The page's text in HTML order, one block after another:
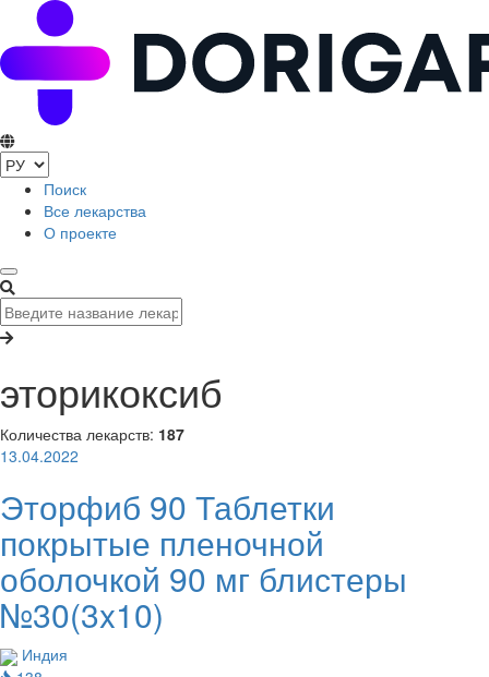
Поиск
Все лекарства
О проекте
эторикоксиб
Количества лекарств: 187
13.04.2022
Эторфиб 90 Таблетки
покрытые пленочной
оболочкой 90 мг блистеры
№30(3x10)
Индия